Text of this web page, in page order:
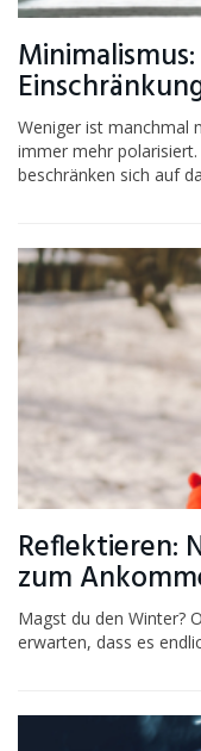
Weniger ist manchmal
immer mehr
beschränken sich auf
Reflektieren:
zum
Magst du den Winter?
erwarten, dass es